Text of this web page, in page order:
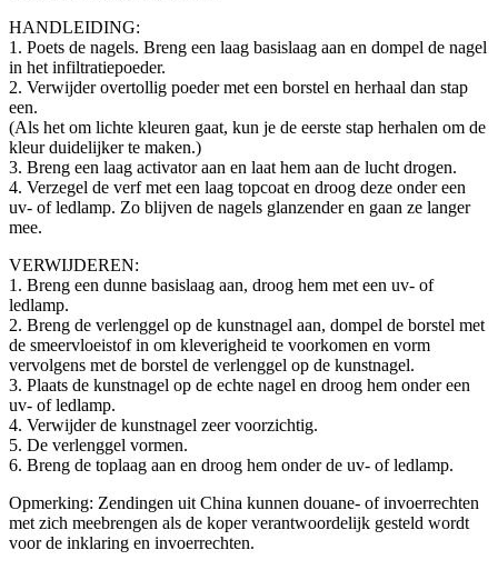
HANDLEIDING:
1. Poets de nagels. Breng een laag basislaag aan en dompel de nagel
in het infiltratiepoeder.
2. Verwijder overtollig poeder met een borstel en herhaal dan stap
een.
(Als het om lichte kleuren gaat, kun je de eerste stap herhalen om de
kleur duidelijker te maken.)
3. Breng een laag activator aan en laat hem aan de lucht drogen.
4. Verzegel de verf met een laag topcoat en droog deze onder een
uv- of ledlamp. Zo blijven de nagels glanzender en gaan ze langer
mee.
VERWIJDEREN:
1. Breng een dunne basislaag aan, droog hem met een uv- of
ledlamp.
2. Breng de verlenggel op de kunstnagel aan, dompel de borstel met
de smeervloeistof in om kleverigheid te voorkomen en vorm
vervolgens met de borstel de verlenggel op de kunstnagel.
3. Plaats de kunstnagel op de echte nagel en droog hem onder een
uv- of ledlamp.
4. Verwijder de kunstnagel zeer voorzichtig.
5. De verlenggel vormen.
6. Breng de toplaag aan en droog hem onder de uv- of ledlamp.
Opmerking: Zendingen uit China kunnen douane- of invoerrechten
met zich meebrengen als de koper verantwoordelijk gesteld wordt
voor de inklaring en invoerrechten.